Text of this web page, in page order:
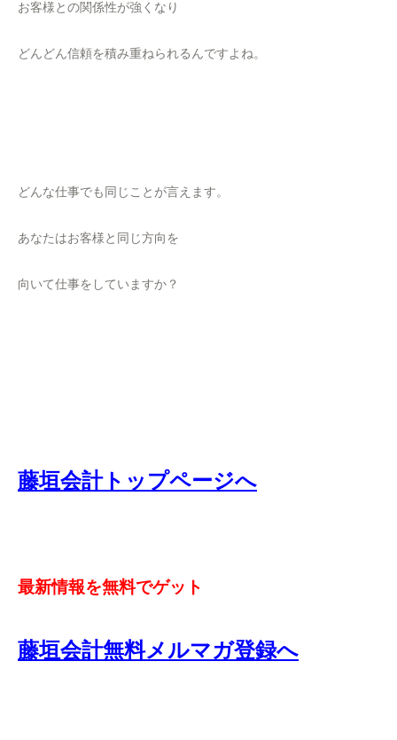
お客様との関係性が強くなり
どんどん信頼を積み重ねられるんですよね。
どんな仕事でも同じことが言えます。
あなたはお客様と同じ方向を
向いて仕事をしていますか？
藤垣会計トップページへ
最新情報を無料でゲット
藤垣会計無料メルマガ登録へ